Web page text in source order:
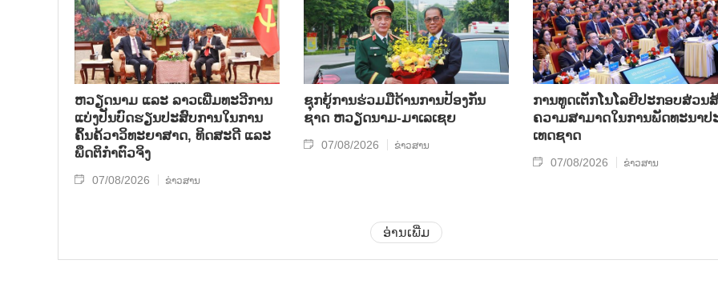
ຫວຽດ​ນາມ ແລະ ລາວ​ເພີ່ມ​ທະ​ວີ​ການ​
ແບ່​ງ​ປັນ​ບົດ​ຮຽນ​ປະ​ສົບ​ການ​ໃນ​ການ​
ຄົ້ນ​ຄ້​ວາ​ວິ​ທະ​ຍາ​ສາດ, ທິດ​ສະ​ດີ ແລະ
ພຶດ​ຕິ​ກຳຕົວ​ຈິງ
07/08/2026 ຂ່າວສານ
ຊຸກ​ຍູ້​ການ​ຮ່ວມ​ມື​ດ້ານ​ການ​ປ້ອງ​ກັນ​
ຊາດ ຫວຽດ​ນາມ-ມາ​ເລ​ເຊຍ
07/08/2026 ຂ່າວສານ
ການ​ທູດ​ເຕັກ​ໂນ​ໂລ​ຢີ​ປະ​ກອບ​ສ່ວນ​
ຄວາມ​ສາ​ມາດ​ໃນ​ການ​ພັດ​ທະ​ນາ​ປ
ເທດ​ຊາດ
07/08/2026 ຂ່າວສານ
ອ່ານເພີ່ມ